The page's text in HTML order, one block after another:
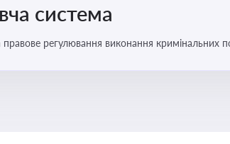
система
регулювання виконання кримінальних